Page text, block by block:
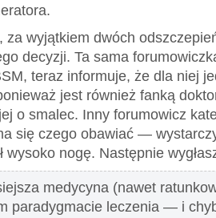
za wyjątkiem dwóch
decyzji. Ta sama
teraz informuje, że dla niej
jest również fanką
o smalec. Inny forumowicz
się czego obawiać —
wysoko nogę. Następnie
medycyna (nawet
paradygmacie leczenia — i